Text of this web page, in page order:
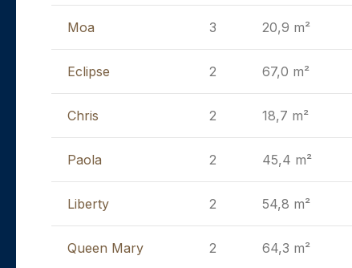
Moa 3 20,9 m²
Eclipse 2 67,0 m²
Chris 2 18,7 m²
Paola 2 45,4 m²
Liberty 2 54,8 m²
Queen Mary 2 64,3 m²